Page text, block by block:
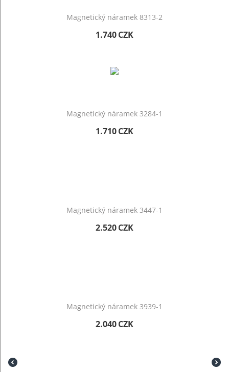
Magnetický náramek 8313-2
1.740CZK
Magnetický náramek 3284-1
1.710CZK
Magnetický náramek 3447-1
2.520CZK
Magnetický náramek 3939-1
2.040CZK